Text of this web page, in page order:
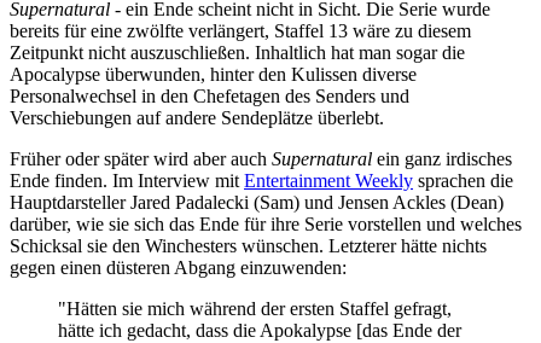
Supernatural - ein Ende scheint nicht in Sicht. Die Serie wurde
bereits für eine zwölfte verlängert, Staffel 13 wäre zu diesem
Zeitpunkt nicht auszuschließen. Inhaltlich hat man sogar die
Apocalypse überwunden, hinter den Kulissen diverse
Personalwechsel in den Chefetagen des Senders und
Verschiebungen auf andere Sendeplätze überlebt.
Früher oder später wird aber auch Supernatural ein ganz irdisches
Ende finden. Im Interview mit Entertainment Weekly sprachen die
Hauptdarsteller Jared Padalecki (Sam) und Jensen Ackles (Dean)
darüber, wie sie sich das Ende für ihre Serie vorstellen und welches
Schicksal sie den Winchesters wünschen. Letzterer hätte nichts
gegen einen düsteren Abgang einzuwenden:
"Hätten sie mich während der ersten Staffel gefragt,
hätte ich gedacht, dass die Apokalypse [das Ende der